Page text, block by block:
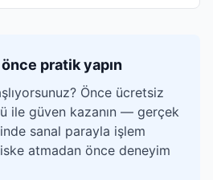
pratik yapın
Önce ücretsiz
ile güven kazanın — gerçek
sanal parayla işlem
atmadan önce deneyim